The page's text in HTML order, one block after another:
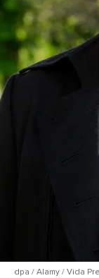
dpa / Alamy / Vida